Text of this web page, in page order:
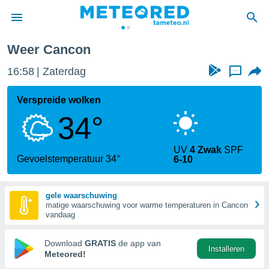
door
verstrekte
hoge
hebt de
voor
op basis
Weer Cancon
16:58 Zaterdag ...
Verspreide wolken
34°
Gevoelstemperatuur 34°
UV4 Zwak SPF
6-10
gele waarschuwing
matige waarschuwing voor warme temperaturen in Cancon
vandaag
Download GRATIS de app van
Meteored!
Installeren